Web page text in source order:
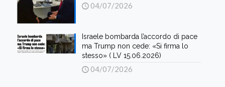
04/07/2026
Israele bombarda l’accordo di pace
ma Trump non cede: «Si firma lo
stesso» ( LV 15.06.2026)
04/07/2026